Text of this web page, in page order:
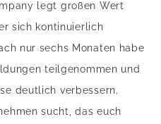
legt großen Wert
sich kontinuierlich
nur sechs Monaten habe
teilgenommen und
deutlich verbessern.
sucht, das euch